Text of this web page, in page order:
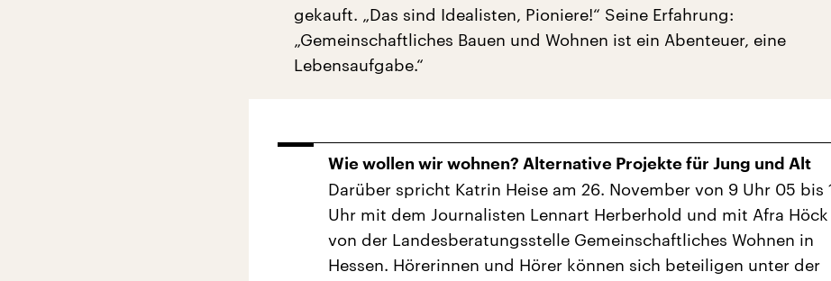
gekauft. „Das sind Idealisten, Pioniere!“ Seine Erfahrung:
„Gemeinschaftliches Bauen und Wohnen ist ein Abenteuer, eine
Lebensaufgabe.“
Wie wollen wir wohnen? Alternative Projekte für Jung und Alt
Darüber spricht Katrin Heise am 26. November von 9 Uhr 05 bis
Uhr mit dem Journalisten Lennart Herberhold und mit Afra Höck
von der Landesberatungsstelle Gemeinschaftliches Wohnen in
Hessen. Hörerinnen und Hörer können sich beteiligen unter der